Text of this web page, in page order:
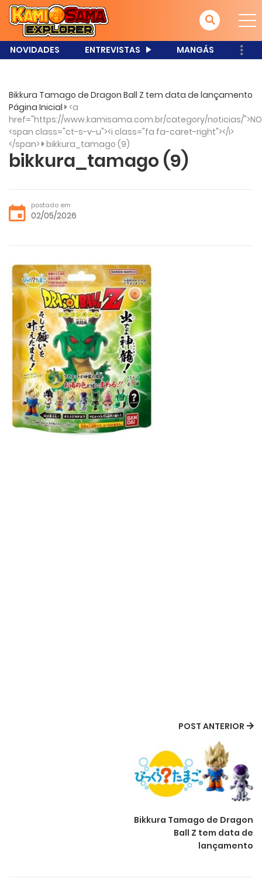
NOVIDADES ENTREVISTAS MANGÁS
Bikkura Tamago de Dragon Ball Z tem data de lançamento
Página Inicial <a
href="https://www.kamisama.com.br/category/noticias/
<span class="ct-s-v-u"><i class="fa fa-caret-right"></i>
</span> bikkura_tamago (9)
bikkura_tamago (9)
postado em
02/05/2026
POST ANTERIOR
Bikkura Tamago de Dragon
Ball Z tem data de
lançamento